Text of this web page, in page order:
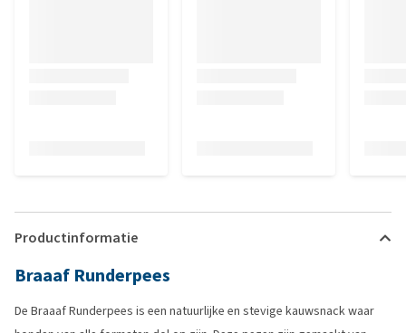
Productinformatie
Braaaf Runderpees
De Braaaf Runderpees is een natuurlijke en stevige kauwsnack waar